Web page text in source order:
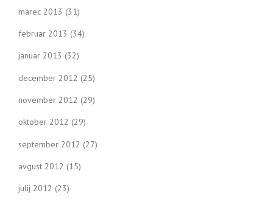
marec 2013 (31)
februar 2013 (34)
januar 2013 (32)
december 2012 (25)
november 2012 (29)
oktober 2012 (29)
september 2012 (27)
avgust 2012 (15)
julij 2012 (23)